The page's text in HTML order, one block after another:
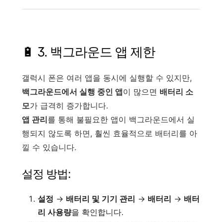
🔋 3. 백그라운드 앱 제한
갤럭시 폰은 여러 앱을 동시에 실행할 수 있지만,
백그라운드에서 실행 중인 앱이 많으면 배터리 소
모가 급격히 증가합니다.
앱 관리를 통해 불필요한 앱이 백그라운드에서 실
행되지 않도록 하면, 훨씬 효율적으로 배터리를 아
낄 수 있습니다.
설정 방법:
설정 → 배터리 및 기기 관리 → 배터리 → 배터
리 사용량을 확인합니다.